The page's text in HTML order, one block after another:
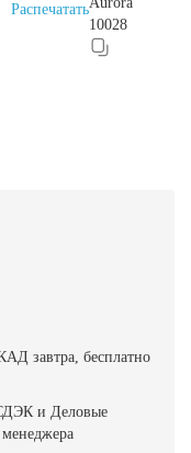
Распечатать
10028
завтра, бесплатно
и Деловые